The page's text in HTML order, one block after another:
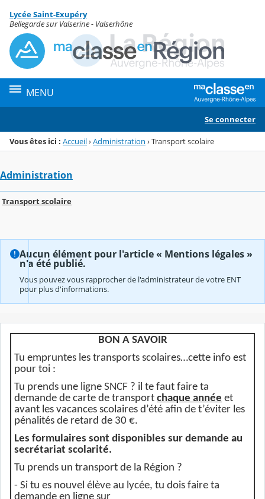
Menu de la rubrique
Contenu
Lycée Saint-Exupéry
Bellegarde sur Valserine - Valserhône
MENU
Se connecter
Vous êtes ici : Accueil›Administration ›Transport scolaire
Administration
Transport scolaire
Aucun élément pour l'article « Mentions légales »
n'a été publié.
Vous pouvez vous rapprocher de l'administrateur de votre ENT
pour plus d'informations.
BON A SAVOIR
Tu empruntes les transports scolaires…cette info est
pour toi :
Tu prends une ligne SNCF ? il te faut faire ta
demande de carte de transportchaque année et
avant les vacances scolaires d’été afin de t’éviter les
pénalités de retard de 30 €.
Les formulaires sont disponibles sur demande au
secrétariat scolarité.
Tu prends un transport de la Région ?
- Si tu es nouvel élève au lycée, tu dois faire ta